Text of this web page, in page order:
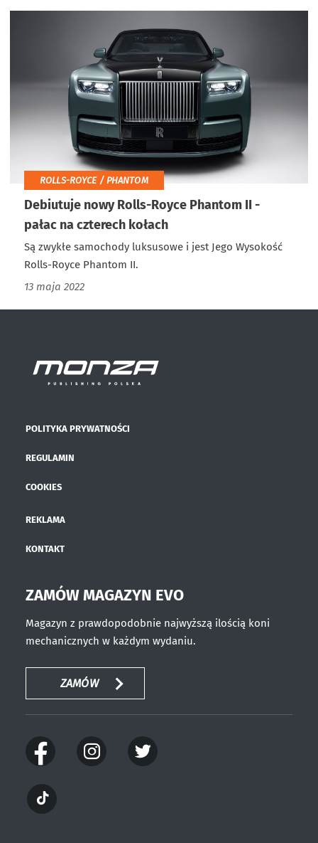
ROLLS-ROYCE / PHANTOM
Debiutuje nowy Rolls-Royce Phantom II -
pałac na czterech kołach
Są zwykłe samochody luksusowe i jest Jego Wysokość
Rolls-Royce Phantom II.
13 maja 2022
POLITYKA PRYWATNOŚCI
REGULAMIN
COOKIES
REKLAMA
KONTAKT
ZAMÓW MAGAZYN EVO
Magazyn z prawdopodobnie najwyższą ilością koni
mechanicznych w każdym wydaniu.
ZAMÓW